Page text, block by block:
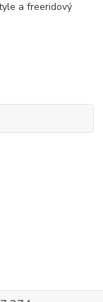
a freeridový